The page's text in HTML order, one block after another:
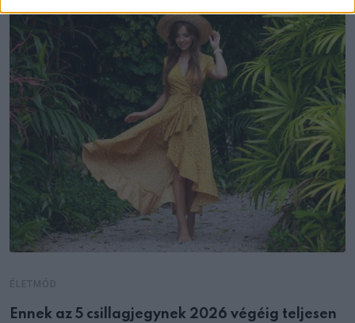
Ennek az 5 csillagjegynek 2026 végéig teljesen